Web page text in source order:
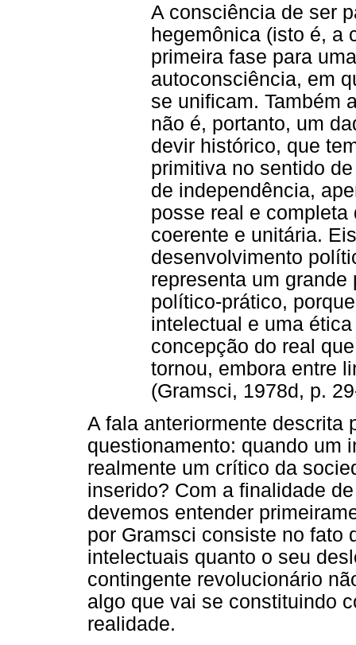
A consciência de ser
hegemônica (isto é, a
primeira fase para
autoconsciência, em
se unificam. Também
não é, portanto, um
devir histórico, que
primitiva no sentido
de independência,
posse real e
coerente e unitária.
desenvolvimento
representa um
político-prático,
intelectual e uma
concepção do real
tornou, embora entre
(Gramsci, 1978d, p.
A fala anteriormente descrita
questionamento: quando um
realmente um crítico da
inserido? Com a finalidade
devemos entender
por Gramsci consiste no fato
intelectuais quanto o seu
contingente revolucionário
algo que vai se constituindo
realidade.